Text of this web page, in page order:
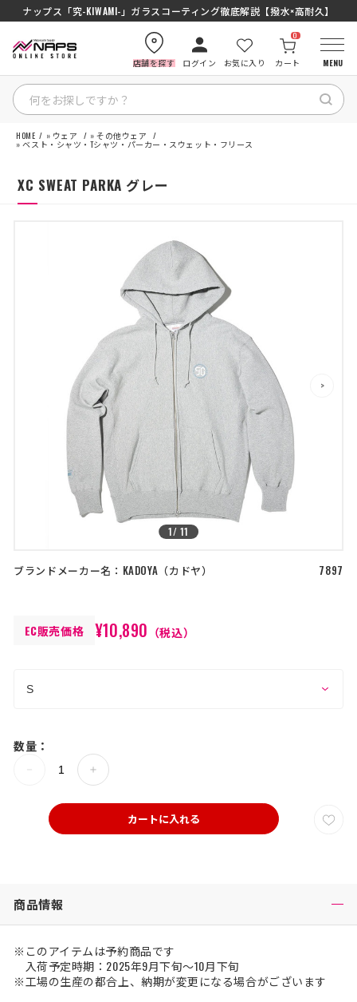
ナップス「究-KIWAMI-」ガラスコーティング徹底解説【撥水×高耐久】
店舗を探す ログイン お気に入り カート
0
MENU
HOME
カテゴリから探す
店舗を探す
コーポレートサイト
採用情報
特定商取引法に基づく表記
古物営業法に基づく表示/保険勧誘
商品レビュー利用規約
プライバシーポリシー
返金ポリシー
カスタマーハラスメントに対する方
HOME » ウェア » その他ウェア
» ベスト・シャツ・Tシャツ・パーカー・スウェット・フリース
XC SWEAT PARKA グレー
1/ 11
>
ブランドメーカー名： KADOYA カドヤ 7897
EC販売価格 ¥10,890 （税込）
数量：
カートに入れる
商品情報
※このアイテムは予約商品です
入荷予定時期：2025年9月下旬～10月下旬
※工場の生産の都合上、納期が変更になる場合がございます